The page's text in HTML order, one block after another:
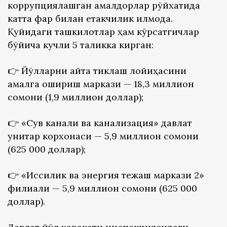
коррупциялашган амалдорлар рўйхатида
катта фарқ билан етакчилик қилмоқда.
Қуйидаги ташкилотлар ҳам кўрсатгичлар
бўйича кучли 5 таликка кирган:
👉 Йўлларни қайта тиклаш лойиҳасини
амалга ошириш маркази — 18,3 миллион
сомони (1,9 миллион доллар);
👉 «Сув ​​канали ва канализация» давлат
унитар корхонаси — 5,9 миллион сомони
(625 000 доллар);
👉 «Иссиқлик ва энергия тежаш маркази 2»
филиали — 5,9 миллион сомони (625 000
доллар).